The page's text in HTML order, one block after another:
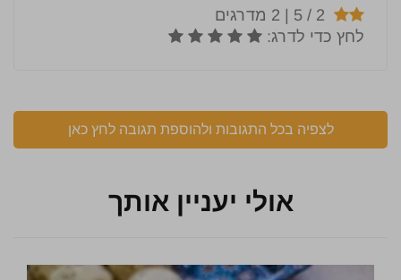
לצפיה בכל התגובות ולהוספת תגובה לחץ כאן
אולי יעניין אותך